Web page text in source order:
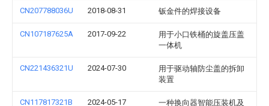
CN207788036U 2018-08-31 钣金件的焊接设备
CN107187625A 2017-09-22
用于小口铁桶的旋盖压盖
一体机
CN221436321U 2024-07-30
用于驱动轴防尘盖的拆卸
装置
CN117817321B 2024-05-17
一种换向器智能压装机及